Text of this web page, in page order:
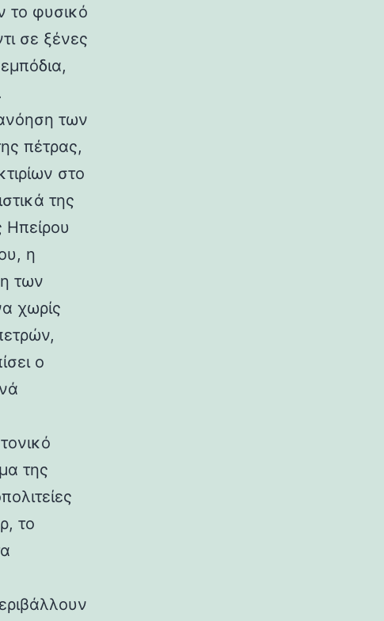
το φυσικό
σε ξένες
των
πέτρας,
στο
της
Ηπείρου
η
των
χωρίς
ο
της
το